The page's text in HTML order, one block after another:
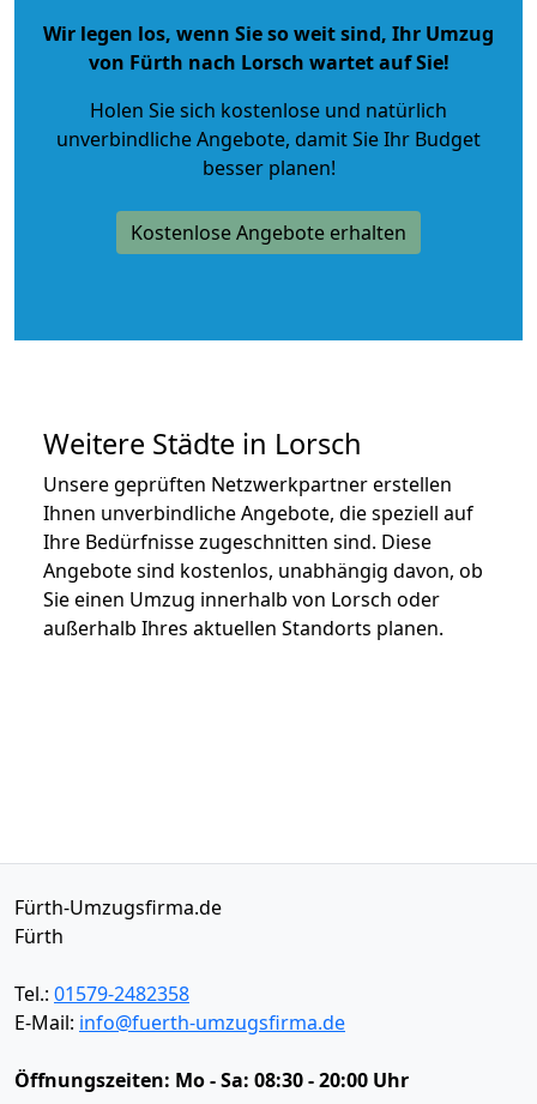
Wir legen los, wenn Sie so weit sind, Ihr Umzug
von Fürth nach Lorsch wartet auf Sie!
Holen Sie sich kostenlose und natürlich
unverbindliche Angebote, damit Sie Ihr Budget
besser planen!
Kostenlose Angebote erhalten
Weitere Städte in Lorsch
Unsere geprüften Netzwerkpartner erstellen
Ihnen unverbindliche Angebote, die speziell auf
Ihre Bedürfnisse zugeschnitten sind. Diese
Angebote sind kostenlos, unabhängig davon, ob
Sie einen Umzug innerhalb von Lorsch oder
außerhalb Ihres aktuellen Standorts planen.
Fürth-Umzugsfirma.de
Fürth
Tel.: 01579-2482358
E-Mail: info@fuerth-umzugsfirma.de
Öffnungszeiten: Mo - Sa: 08:30 - 20:00 Uhr